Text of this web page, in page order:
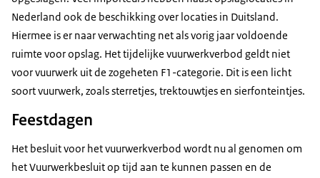
Nederland ook de beschikking over locaties in Duitsland.
Hiermee is er naar verwachting net als vorig jaar voldoende
ruimte voor opslag. Het tijdelijke vuurwerkverbod geldt niet
voor vuurwerk uit de zogeheten F1-categorie. Dit is een licht
soort vuurwerk, zoals sterretjes, trektouwtjes en sierfonteintjes.
Feestdagen
Het besluit voor het vuurwerkverbod wordt nu al genomen om
het Vuurwerkbesluit op tijd aan te kunnen passen en de